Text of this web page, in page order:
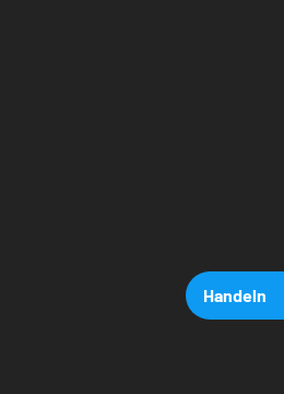
Handeln